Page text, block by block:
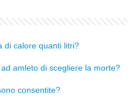
di calore quanti litri?
amleto di scegliere la morte?
consentite?